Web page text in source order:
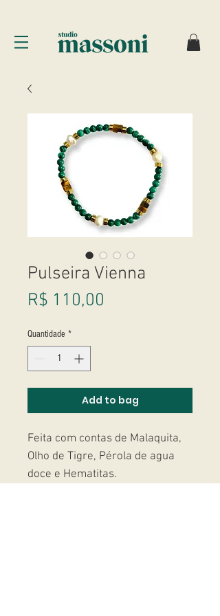
Pulseira Vienna
R$ 110,00
Quantidade *
Add to bag
Feita com contas de Malaquita,
Olho de Tigre, Pérola de agua
doce e Hematitas.